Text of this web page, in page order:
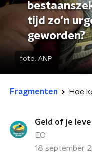
tijd zo'n
geworden?
foto: ANP
Fragmenten
Geld of je
EO
18 september